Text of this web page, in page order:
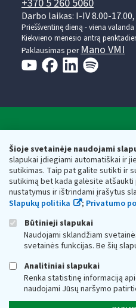
Šioje svetainėje naudojami
slapukai įdiegiami automatiškai ir
sutikimas. Taip pat galite sutikti ir
sutikimą bet kada galėsite
nustatymus ir ištrindami įrašytus
Slapukų politika
; Privatumo
Būtinieji slapukai
Naudojami sklandžiam
svetainės funkcijas. Be šių
Analitiniai slapukai
Renka statistinę informaciją
naudojami Jūsų naršymo
+370 5 260 5060
Darbo laikas: I-IV 8.00-17.00,
Prieššventinę dieną - viena
Kiekvieno mėnesio antrą
Paklausimas per Mano VMI
Respublikos finansų
Biudžetinė įstaiga. Juridinio
adresas: Vasario 16-osios g. 14,
vmi@vmi.lt, E. pristatymo dėžutės
Duomenys apie Valstybinę
Respublikos finansų ministerijos